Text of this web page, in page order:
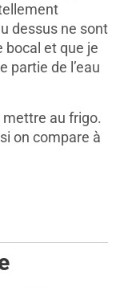
dessus ne sont
bocal et que je
partie de l’eau
mettre au frigo.
on compare à